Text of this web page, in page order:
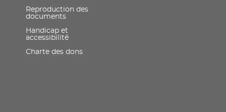
Reproduction des
documents
Handicap et
accessibilité
Charte des dons